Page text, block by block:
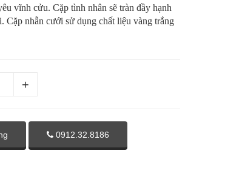
vĩnh cửu. Cặp tình nhân sẽ tràn đầy hạnh
Cặp nhẫn cưới sử dụng chất liệu vàng trắng
0912.32.8186